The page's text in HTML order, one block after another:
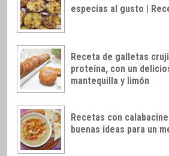
especias al gusto |
Receta de galletas
proteína, con un
mantequilla y limón
Recetas con
buenas ideas para un